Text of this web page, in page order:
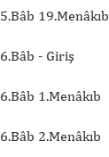
5.Bâb 19.Menâkıb
6.Bâb - Giriş
6.Bâb 1.Menâkıb
6.Bâb 2.Menâkıb